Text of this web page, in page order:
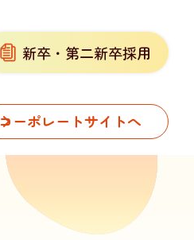
新卒・第二新卒採用
コーポレートサイトへ